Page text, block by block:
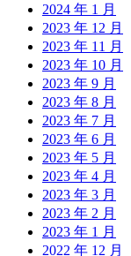
2024 年 1 月
2023 年 12 月
2023 年 11 月
2023 年 10 月
2023 年 9 月
2023 年 8 月
2023 年 7 月
2023 年 6 月
2023 年 5 月
2023 年 4 月
2023 年 3 月
2023 年 2 月
2023 年 1 月
2022 年 12 月